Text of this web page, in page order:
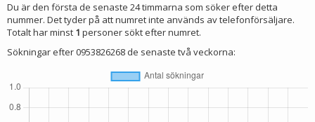
Du är den första de senaste 24 timmarna som söker efter detta
nummer. Det tyder på att numret inte används av telefonförsäljare.
Totalt har minst 1 personer sökt efter numret.
Sökningar efter 0953826268 de senaste två veckorna: